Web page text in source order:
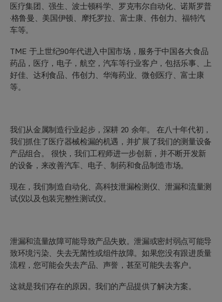
医疗集团、强生、波士顿科学、罗克韦尔自动化、诺斯罗普
·格鲁曼、美国伊顿、摩托罗拉、富士康、伟创力、福特汽
车等。
TME 于上世纪90年代进入中国市场，服务于中国各大食品
药品，医疗，电子，航空，汽车等行业客户，包括乐事、上
好佳、达利食品、伟创力、华海药业、微创医疗、富士康
等。
我们从金属制造行业起步，深耕 20 余年。 在八十年代初，
我们抓住了医疗器械检漏的机遇，并扩展了我们的测量设备
产品组合。 很快，我们工程师进一步创新，并不断开发新
的设备，来改善汽车、电子、制药和食品制造市场。
现在，我们制造自动化、高科技泄漏检测仪、泄漏和流量测
试仪以及包装完整性测试仪。
泄漏和流量故障可能导致产品失败。泄漏或密封弱点可能导
致环境污染、失去无菌性或组件故障。如果您没有跟进质量
流程，您可能会失去产品、声誉，甚至可能失去客户。
这就是我们存在的原因。我们的产品提供了解决方案。